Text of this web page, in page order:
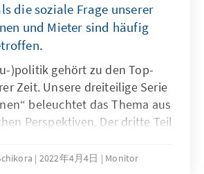
die soziale Frage unserer
und Mieter sind häufig
)politik gehört zu den Top-
Zeit. Unsere dreiteilige Serie
beleuchtet das Thema aus
Perspektiven. Der dritte Teil
die versucht,
2022年4月4日 Monitor